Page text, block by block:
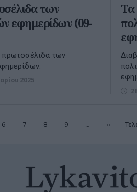
των
εφημερίδων (09-
πρωτοσέλιδα των
2025
Τα
Σελίδα
6 Σελίδα
7 Σελίδα
8 Σελίδα
9 … Επόμενη
››